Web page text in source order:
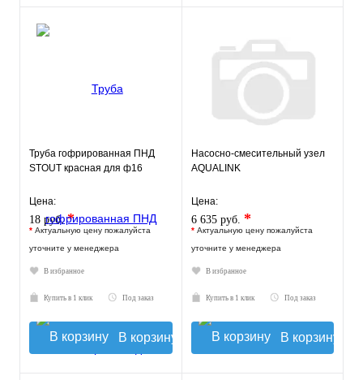
Труба гофрированная ПНД
STOUT красная для ф16
Цена:
18 руб.*
* Актуальную цену пожалуйста
уточните у менеджера
В избранное
Купить в 1 клик Под заказ
В корзину
Насосно-смесительный узел
AQUALINK
Цена:
6 635 руб. *
* Актуальную цену пожалуйста
уточните у менеджера
В избранное
Купить в 1 клик Под заказ
В корзину